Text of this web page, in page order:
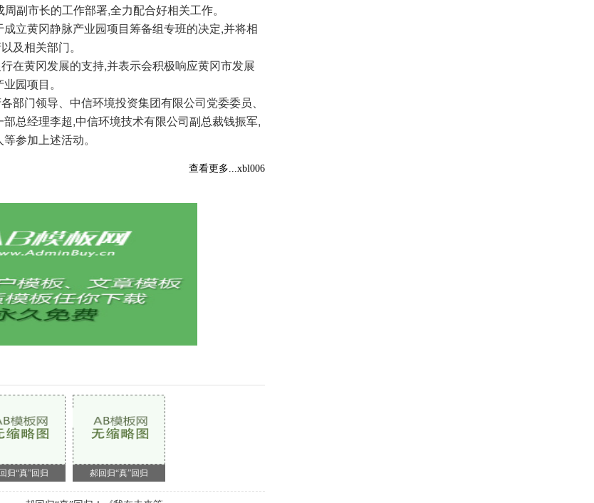
副市长的工作部署,全力配合好相关工作。
黄冈静脉产业园项目筹备组专班的决定,并将相
及相关部门。
黄冈发展的支持,并表示会积极响应黄冈市发展
园项目。
门领导、中信环境投资集团有限公司党委委员、
总经理李超,中信环境技术有限公司副总裁钱振军,
参加上述活动。
查看更多...xbl006
归“真”回归 郝回归“真”回归